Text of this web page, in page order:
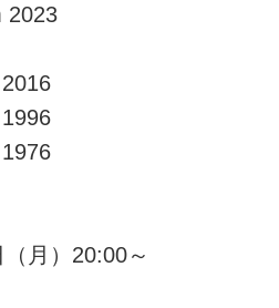
2023
月）20:00～